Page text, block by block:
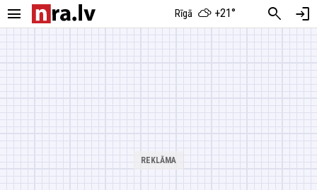
menu Rīgā +21° search login